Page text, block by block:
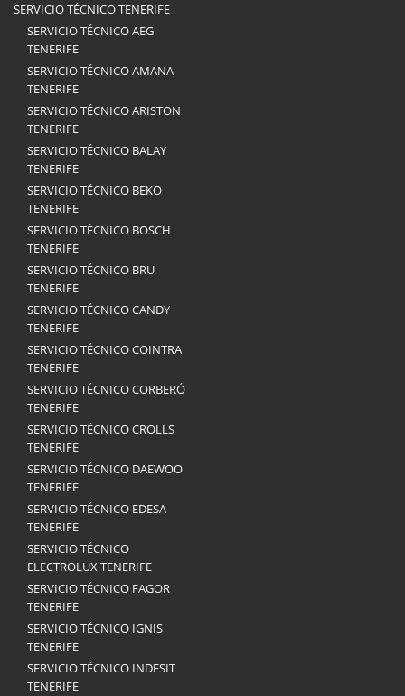
SERVICIO TÉCNICO TENERIFE
SERVICIO TÉCNICO AEG
TENERIFE
SERVICIO TÉCNICO AMANA
TENERIFE
SERVICIO TÉCNICO ARISTON
TENERIFE
SERVICIO TÉCNICO BALAY
TENERIFE
SERVICIO TÉCNICO BEKO
TENERIFE
SERVICIO TÉCNICO BOSCH
TENERIFE
SERVICIO TÉCNICO BRU
TENERIFE
SERVICIO TÉCNICO CANDY
TENERIFE
SERVICIO TÉCNICO COINTRA
TENERIFE
SERVICIO TÉCNICO CORBERÓ
TENERIFE
SERVICIO TÉCNICO CROLLS
TENERIFE
SERVICIO TÉCNICO DAEWOO
TENERIFE
SERVICIO TÉCNICO EDESA
TENERIFE
SERVICIO TÉCNICO
ELECTROLUX TENERIFE
SERVICIO TÉCNICO FAGOR
TENERIFE
SERVICIO TÉCNICO IGNIS
TENERIFE
SERVICIO TÉCNICO INDESIT
TENERIFE